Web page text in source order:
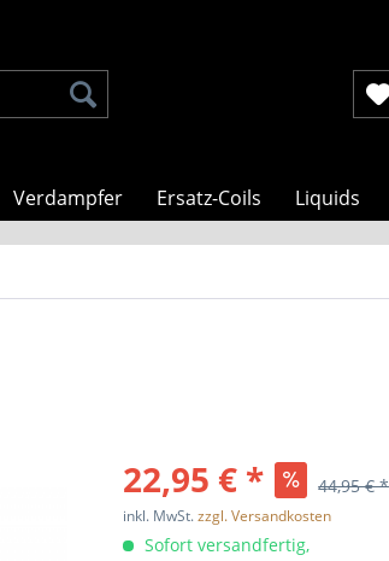
Verdampfer Ersatz-Coils Liquids
22,95 € * 44,95 € *
inkl. MwSt.zzgl. Versandkosten
Sofort versandfertig,